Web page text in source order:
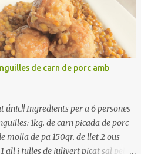
els pebrots i talleu-los a trossets.
les tomates i talleu-les a octaus.
olives a rodanxes. Una hora abans
a la taula, poseu els cigrons, ben
en un bol, amb la resta
les tomates, el pebrot, la ceba,
les olives i la tonyina
Amaniu amb sal i oli... bon
de carn de porc amb
únic!! Ingredients per a 6 persones
1kg. de carn picada de porc
molla de pa 150gr. de llet 2 ous
1 all i fulles de julivert picat sal pebre